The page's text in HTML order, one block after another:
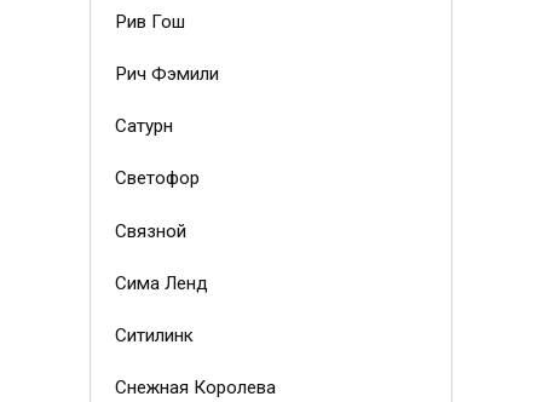
Рив Гош
Рич Фэмили
Сатурн
Светофор
Связной
Сима Ленд
Ситилинк
Снежная Королева